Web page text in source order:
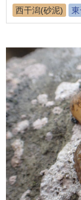
西干潟(砂泥)